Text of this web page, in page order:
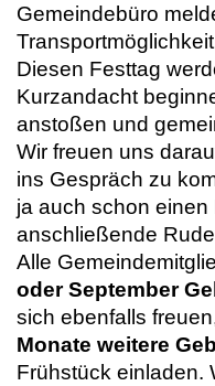
Gemeindebüro
Diesen Festtag
Kurzandacht
anstoßen und
Wir freuen uns
ins Gespräch zu
ja auch schon
anschließende
Alle
oder September
sich ebenfalls
Monate weitere
Frühstück einladen.